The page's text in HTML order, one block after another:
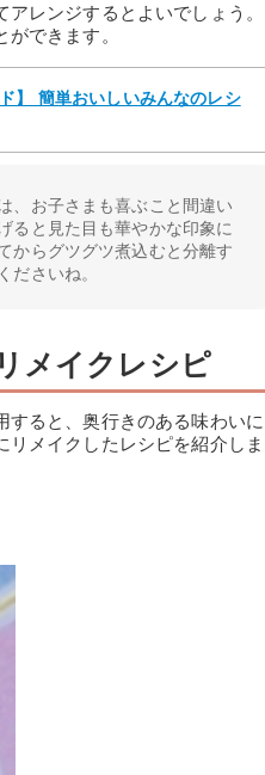
レンジするとよいでしょう。
できます。
】 簡単おいしいみんなのレシ
、お子さまも喜ぶこと間違い
ると見た目も華やかな印象に
からグツグツ煮込むと分離す
ださいね。
メイクレシピ
すると、奥行きのある味わいに
メイクしたレシピを紹介しま